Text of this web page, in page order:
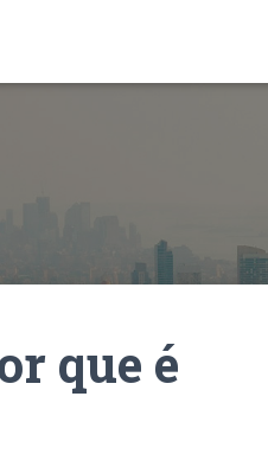
que é